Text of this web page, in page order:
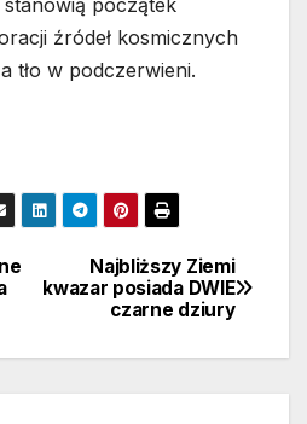
początek
źródeł kosmicznych
tło w podczerwieni.
Najbliższy Ziemi
kwazar posiada DWIE
czarne dziury